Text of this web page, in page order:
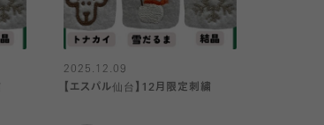
2025.12.09
【エスパル仙台】12月限定刺繍